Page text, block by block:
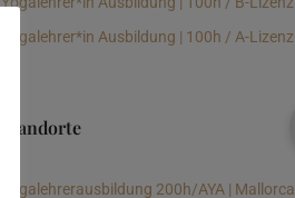
Yogalehrer*in Ausbildung | 100h / A-Lizenz
Standorte
Yogalehrerausbildung 200h/AYA | Mallorca